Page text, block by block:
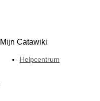
Mijn Catawiki
Helpcentrum